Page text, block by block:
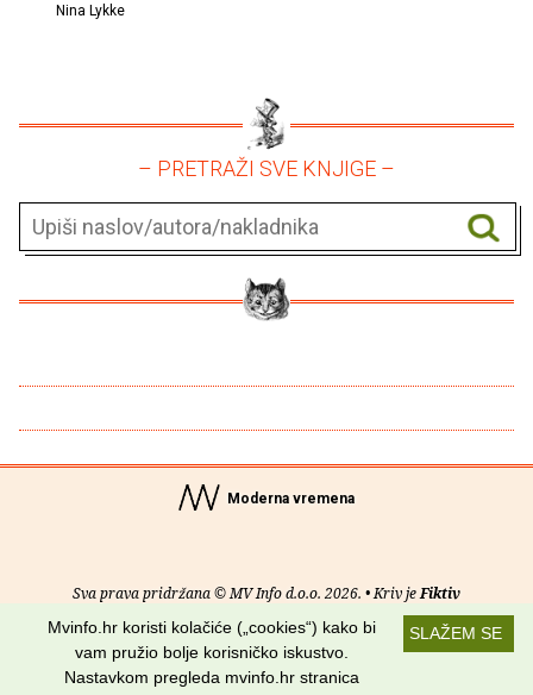
Nina Lykke
– PRETRAŽI SVE KNJIGE –
Moderna vremena
Sva prava pridržana © MV Info d.o.o. 2026. • Kriv jeFiktiv
O nama• Pomoć• Uvjeti korištenja•RSS kanali
Potraži nas na:
SLAŽEM SE
Mvinfo.hr koristi kolačiće („cookies“) kako bi
vam pružio bolje korisničko iskustvo.
Nastavkom pregleda mvinfo.hr stranica